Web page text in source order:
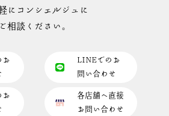
にコンシェルジュに
ご相談ください。
お
LINEでのお
問い合わせ
お
各店舗へ直接
お問い合わせ